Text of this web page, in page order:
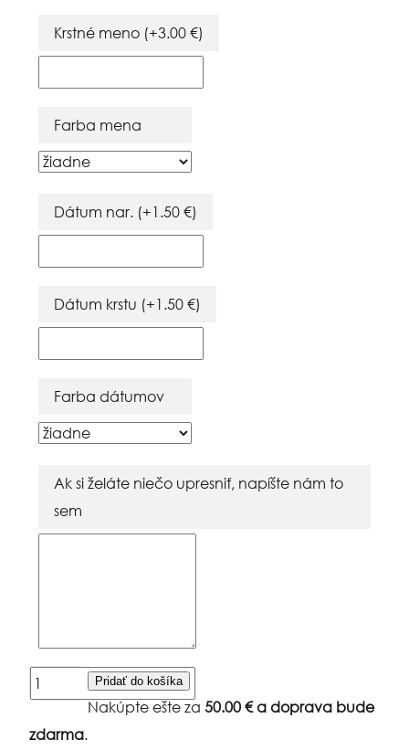
Krstné meno (+3.00 €)
Farba mena
Dátum nar. (+1.50 €)
Dátum krstu (+1.50 €)
Farba dátumov
Ak si želáte niečo upresniť, napíšte nám to
sem
množstvo
Bavlnená
košieľka
Pridať do košíka
Nakúpte ešte za 50.00 €a doprava bude
zdarma.